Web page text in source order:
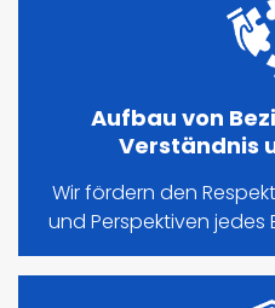
Aufbau von
Verständnis
Wir fördern den
und Perspektiven jedes